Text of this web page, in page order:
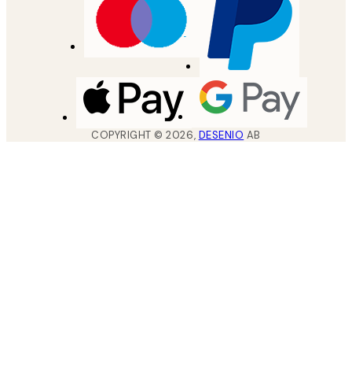
COPYRIGHT ©2026, DESENIO AB